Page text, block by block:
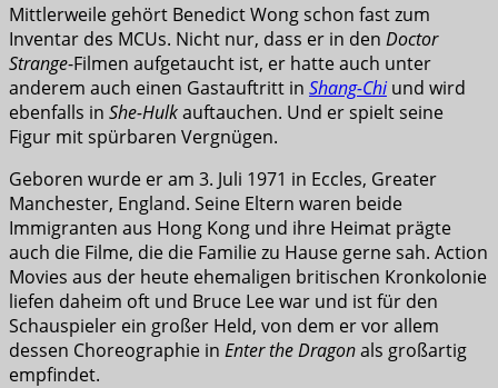
Mittlerweile gehört Benedict Wong schon fast zum
Inventar des MCUs. Nicht nur, dass er in den Doctor
Strange-Filmen aufgetaucht ist, er hatte auch unter
anderem auch einen Gastauftritt in Shang-Chi und wird
ebenfalls in She-Hulkauftauchen. Und er spielt seine
Figur mit spürbaren Vergnügen.
Geboren wurde er am 3. Juli 1971 in Eccles, Greater
Manchester, England. Seine Eltern waren beide
Immigranten aus Hong Kong und ihre Heimat prägte
auch die Filme, die die Familie zu Hause gerne sah. Action
Movies aus der heute ehemaligen britischen Kronkolonie
liefen daheim oft und Bruce Lee war und ist für den
Schauspieler ein großer Held, von dem er vor allem
dessen Choreographie in Enter the Dragonals großartig
empfindet.